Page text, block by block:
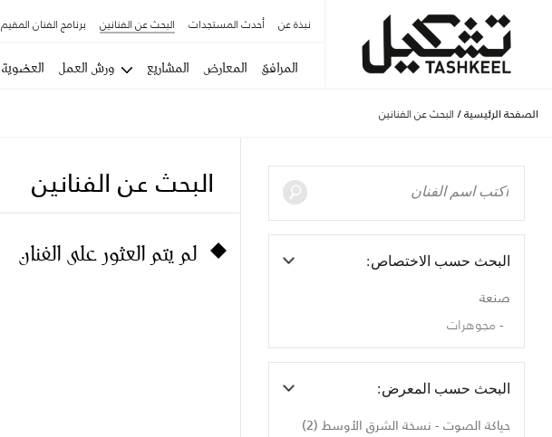
نبذة عن أحدث المستجدات البحث عن الفنانين برنامج الفنان المقيم
المرافق المعارض المشاريع ورش العمل العضوية
الصفحة الرئيسية / البحث عن الفنانين
البحث حسب الاختصاص:
صنعة
مجوهرات
البحث حسب المعرض:
حياكة الصوت - نسخة الشرق الأوسط (2)
البحث عن الفنانين
لم يتم العثور على الفنان